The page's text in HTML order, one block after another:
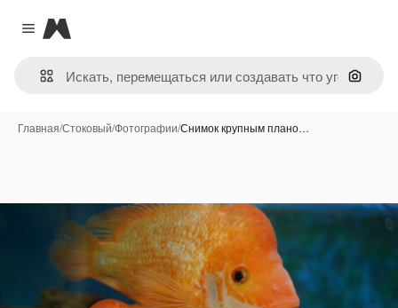
Close menu
Magnific
Поиск
Главная/Стоковый/Фотографии/Снимок крупным плано…